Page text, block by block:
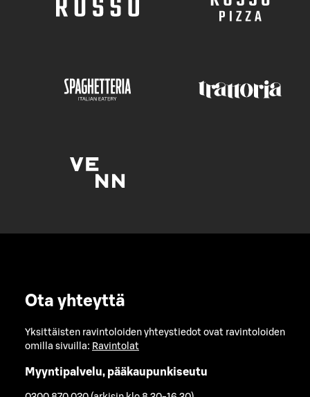
Ota yhteyttä
Yksittäisten ravintoloiden yhteystiedot ovat ravintoloiden
omilla sivuilla: Ravintolat
Myyntipalvelu, pääkaupunkiseutu